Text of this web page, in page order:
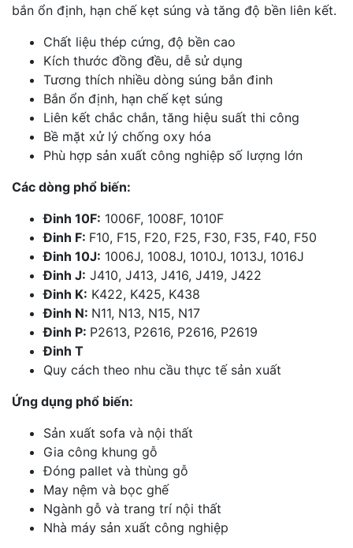
bắn ổn định, hạn chế kẹt súng và tăng độ bền liên kết.
Chất liệu thép cứng, độ bền cao
Kích thước đồng đều, dễ sử dụng
Tương thích nhiều dòng súng bắn đinh
Bắn ổn định, hạn chế kẹt súng
Liên kết chắc chắn, tăng hiệu suất thi công
Bề mặt xử lý chống oxy hóa
Phù hợp sản xuất công nghiệp số lượng lớn
Các dòng phổ biến:
Đinh 10F: 1006F, 1008F, 1010F
Đinh F: F10, F15, F20, F25, F30, F35, F40, F50
Đinh 10J: 1006J, 1008J, 1010J, 1013J, 1016J
Đinh J: J410, J413, J416, J419, J422
Đinh K: K422, K425, K438
Đinh N: N11, N13, N15, N17
Đinh P: P2613, P2616, P2616, P2619
Đinh T
Quy cách theo nhu cầu thực tế sản xuất
Ứng dụng phổ biến:
Sản xuất sofa và nội thất
Gia công khung gỗ
Đóng pallet và thùng gỗ
May nệm và bọc ghế
Ngành gỗ và trang trí nội thất
Nhà máy sản xuất công nghiệp